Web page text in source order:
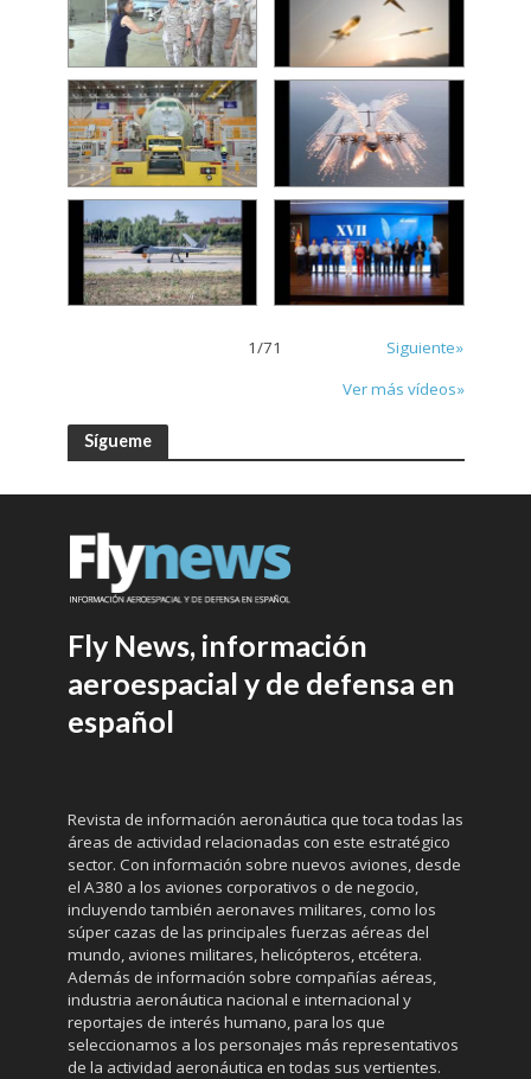
1/71
Siguiente»
Ver más vídeos»
Sígueme
Fly News, información
aeroespacial y de defensa en
español
Revista de información aeronáutica que toca todas las
áreas de actividad relacionadas con este estratégico
sector. Con información sobre nuevos aviones, desde
el A380 a los aviones corporativos o de negocio,
incluyendo también aeronaves militares, como los
súper cazas de las principales fuerzas aéreas del
mundo, aviones militares, helicópteros, etcétera.
Además de información sobre compañías aéreas,
industria aeronáutica nacional e internacional y
reportajes de interés humano, para los que
seleccionamos a los personajes más representativos
de la actividad aeronáutica en todas sus vertientes.